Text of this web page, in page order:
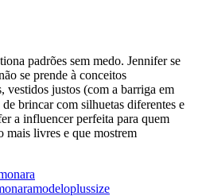
padrões sem medo. Jennifer se
se prende à conceitos
vestidos justos (com a barriga em
brincar com silhuetas diferentes e
a influencer perfeita para quem
mais livres e que mostrem